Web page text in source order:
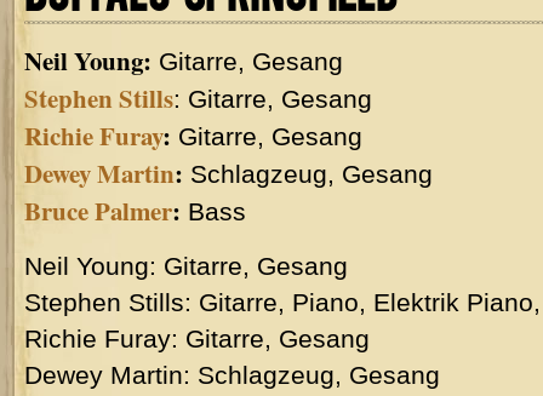
Neil Young: Gitarre, Gesang
Stephen Stills: Gitarre, Gesang
Richie Furay: Gitarre, Gesang
Dewey Martin: Schlagzeug, Gesang
Bruce Palmer: Bass
Neil Young: Gitarre, Gesang
Stephen Stills: Gitarre, Piano, Elektrik
Richie Furay: Gitarre, Gesang
Dewey Martin: Schlagzeug, Gesang